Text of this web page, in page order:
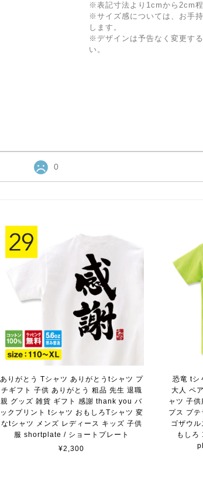
※表記寸法より1cmから2cm
※サイズ感については、お手
します。
※デザインは予告なく変更す
い。
0
ありがとう Tシャツ ありがとうtシャツ プ
チギフト 子供 ありがとう 粗品 先生 退職
親 グッズ 雑貨 ギフト 感謝 thank you バ
ックプリント tシャツ おもしろTシャツ 変
なtシャツ メンズ レディース キッズ 子供
服 shortplate / ショートプレート
¥2,300
恐竜 tシ
大人 ペ
ャツ 子
プス プ
ゴザウ
もし